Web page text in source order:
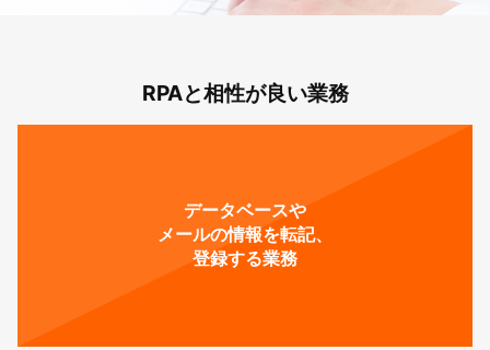
RPAと相性が良い業務
データベースや
メールの情報を転記、
登録する業務